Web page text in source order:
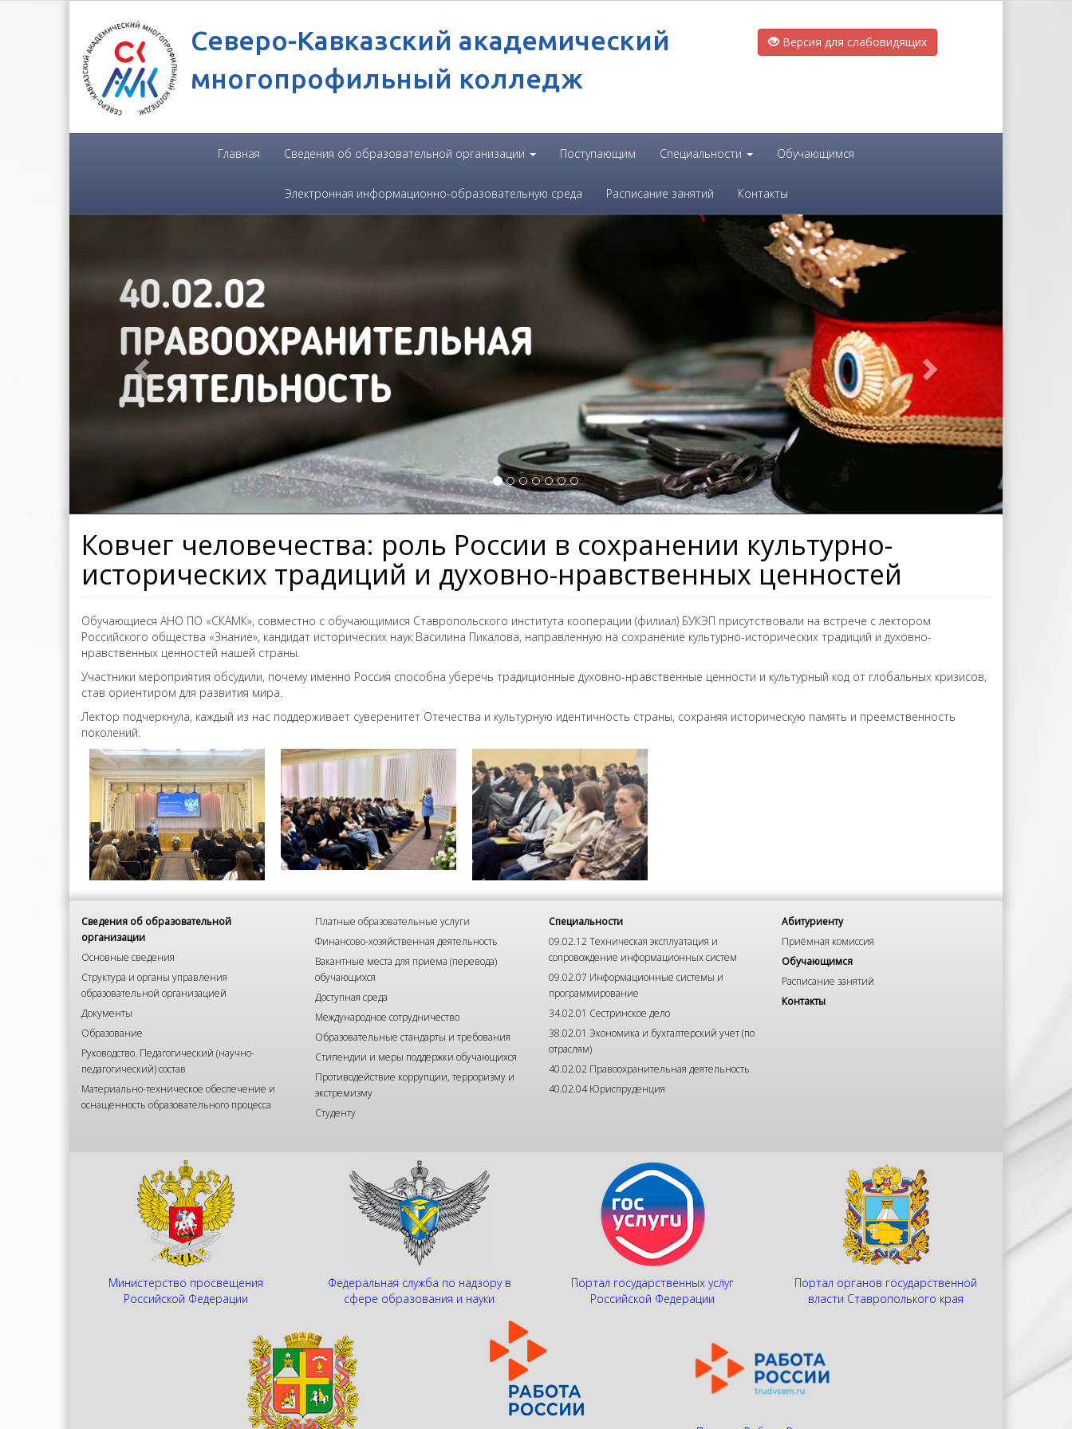
Северо-Кавказский академический
многопрофильный колледж
Версия для слабовидящих
Главная Сведения об образовательной организации Поступающим Специальности Обучающимся
Электронная информационно-образовательную среда Расписание занятий Контакты
Ковчег человечества: роль России в сохранении культурно-
исторических традиций и духовно-нравственных ценностей
Обучающиеся АНО ПО «СКАМК», совместно с обучающимися Ставропольского института кооперации (филиал) БУКЭП присутствовали на встрече с лектором
Российского общества «Знание», кандидат исторических наук Василина Пикалова, направленную на сохранение культурно-исторических традиций и духовно-
нравственных ценностей нашей страны.
Участники мероприятия обсудили, почему именно Россия способна уберечь традиционные духовно-нравственные ценности и культурный код от глобальных кризисов,
став ориентиром для развития мира.
Лектор подчеркнула, каждый из нас поддерживает суверенитет Отечества и культурную идентичность страны, сохраняя историческую память и преемственность
поколений.
Сведения об образовательной
организации
Основные сведения
Структура и органы управления
образовательной организацией
Документы
Образование
Руководство. Педагогический (научно-
педагогический) состав
Материально-техническое обеспечение и
оснащенность образовательного процесса
Платные образовательные услуги
Финансово-хозяйственная деятельность
Вакантные места для приема (перевода)
обучающихся
Доступная среда
Международное сотрудничество
Образовательные стандарты и требования
Стипендии и меры поддержки обучающихся
Противодействие коррупции, терроризму и
экстремизму
Студенту
Специальности
09.02.12 Техническая эксплуатация и
сопровождение информационных систем
09.02.07 Информационные системы и
программирование
34.02.01 Сестринское дело
38.02.01 Экономика и бухгалтерский учет (по
отраслям)
40.02.02 Правоохранительная деятельность
40.02.04 Юриспруденция
Абитуриенту
Приёмная комиссия
Обучающимся
Расписание занятий
Контакты
Министерство просвещения
Российской Федерации
Федеральная служба по надзору в
сфере образования и науки
Портал государственных услуг
Российской Федерации
Портал органов государственной
власти Ставрополького края